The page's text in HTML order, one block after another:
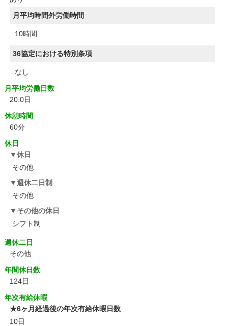
月平均時間外労働時間
10時間
36協定における特別条項
なし
月平均労働日数
20.0日
休憩時間
60分
休日
休日
その他
週休二日制
その他
その他の休日
シフト制
週休二日
その他
年間休日数
124日
年次有給休暇
★6ヶ月経過後の年次有給休暇日数
10日